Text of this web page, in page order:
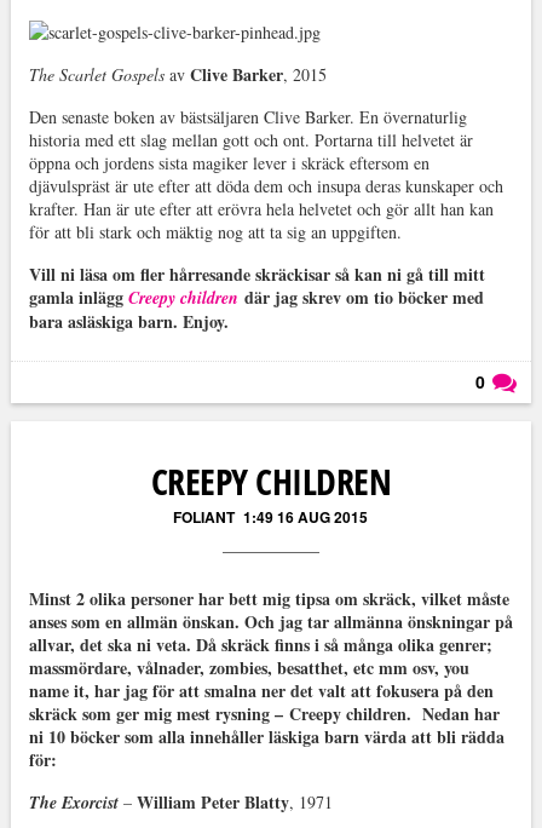
The Scarlet Gospelsav Clive Barker, 2015
Den senaste boken av bästsäljaren Clive Barker. En övernaturlig
historia med ett slag mellan gott och ont. Portarna till helvetet är
öppna och jordens sista magiker lever i skräck eftersom en
djävulspräst är ute efter att döda dem och insupa deras kunskaper och
krafter. Han är ute efter att erövra hela helvetet och gör allt han kan
för att bli stark och mäktig nog att ta sig an uppgiften.
Vill ni läsa om fler hårresande skräckisar så kan ni gå till mitt
gamla inlägg Creepy children där jag skrev om tio böcker med
bara asläskiga barn. Enjoy.
0
CREEPY CHILDREN
FOLIANT 1:49 16 AUG 2015
Minst 2 olika personer har bett mig tipsa om skräck, vilket måste
anses som en allmän önskan. Och jag tar allmänna önskningar på
allvar, det ska ni veta. Då skräck finns i så många olika genrer;
massmördare, vålnader, zombies, besatthet, etc mm osv, you
name it, har jag för att smalna ner det valt att fokusera på den
skräck som ger mig mest rysning – Creepy children. Nedan har
ni 10 böcker som alla innehåller läskiga barn värda att bli rädda
för:
The Exorcist – William Peter Blatty, 1971